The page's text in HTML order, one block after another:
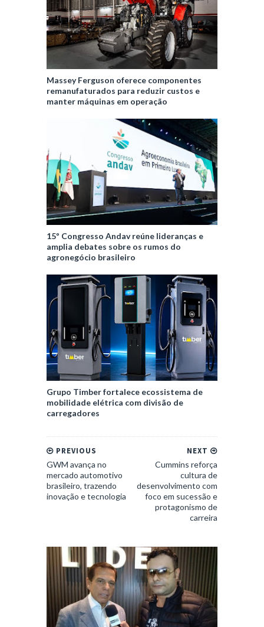
Massey Ferguson oferece componentes
remanufaturados para reduzir custos e
manter máquinas em operação
15º Congresso Andav reúne lideranças e
amplia debates sobre os rumos do
agronegócio brasileiro
Grupo Timber fortalece ecossistema de
mobilidade elétrica com divisão de
carregadores
NEXT
Cummins reforça
cultura de
desenvolvimento com
foco em sucessão e
protagonismo de
carreira
PREVIOUS
GWM avança no
mercado automotivo
brasileiro, trazendo
inovação e tecnologia